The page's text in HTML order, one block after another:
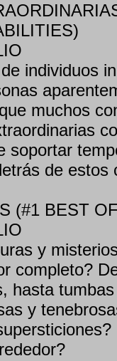
individuos
muchos
soportar
de estos
(#1 BEST
y
completo?
hasta
y